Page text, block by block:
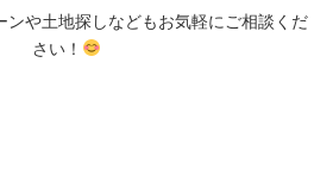
ンや土地探しなどもお気軽にご相談くだ
さい！